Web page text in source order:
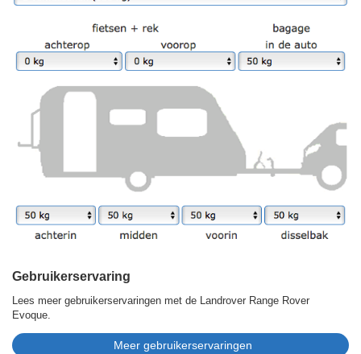
Gebruikerservaring
Lees meer gebruikerservaringen met de Landrover Range Rover
Evoque.